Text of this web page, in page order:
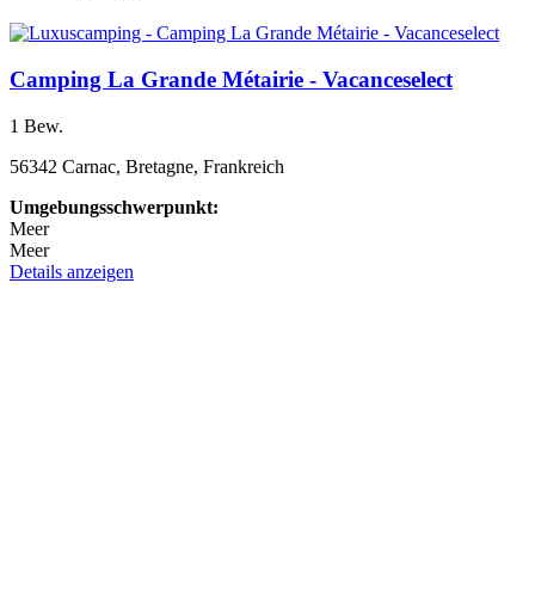
Camping La Grande Métairie - Vacanceselect
1 Bew.
56342 Carnac, Bretagne, Frankreich
Umgebungsschwerpunkt:
Meer
Meer
Details anzeigen